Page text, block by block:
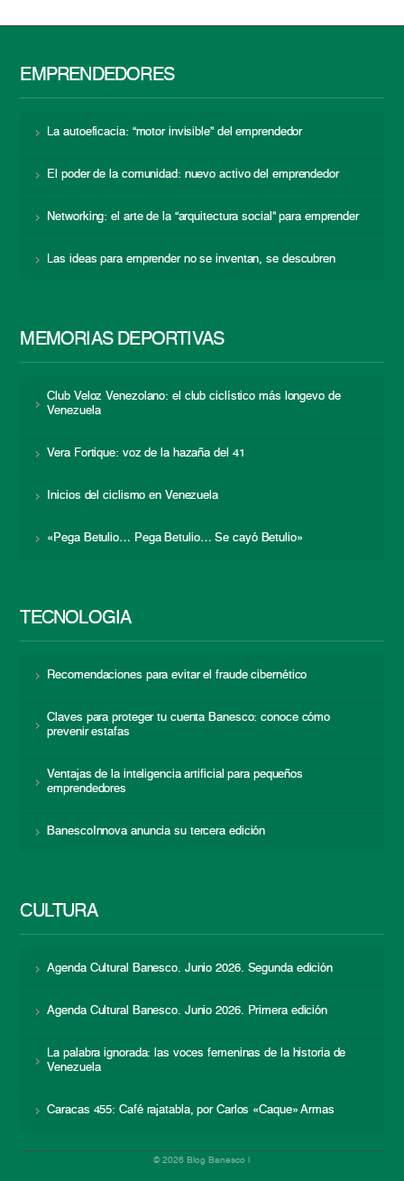
EMPRENDEDORES
La autoeficacia: “motor invisible” del emprendedor
El poder de la comunidad: nuevo activo del emprendedor
Networking: el arte de la “arquitectura social” para emprender
Las ideas para emprender no se inventan, se descubren
MEMORIAS DEPORTIVAS
Club Veloz Venezolano: el club ciclístico más longevo de
Venezuela
Vera Fortique: voz de la hazaña del 41
Inicios del ciclismo en Venezuela
«Pega Betulio… Pega Betulio… Se cayó Betulio»
TECNOLOGÍA
Recomendaciones para evitar el fraude cibernético
Claves para proteger tu cuenta Banesco: conoce cómo
prevenir estafas
Ventajas de la inteligencia artificial para pequeños
emprendedores
BanescoInnova anuncia su tercera edición
CULTURA
Agenda Cultural Banesco. Junio 2026. Segunda edición
Agenda Cultural Banesco. Junio 2026. Primera edición
La palabra ignorada: las voces femeninas de la historia de
Venezuela
Caracas 455: Café rajatabla, por Carlos «Caque» Armas
© 2026 Blog Banesco |